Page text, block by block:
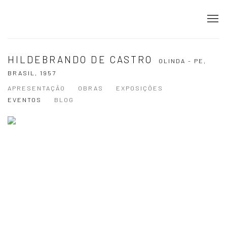
HILDEBRANDO DE CASTRO
OLINDA - PE,
BRASIL, 1957
APRESENTAÇÃO
OBRAS
EXPOSIÇÕES
EVENTOS
BLOG